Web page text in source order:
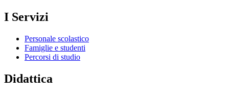
I Servizi
Personale scolastico
Famiglie e studenti
Percorsi di studio
Didattica